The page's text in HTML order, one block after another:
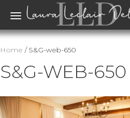
Toggle
Home / S&G-web-650
S&G-WEB-650